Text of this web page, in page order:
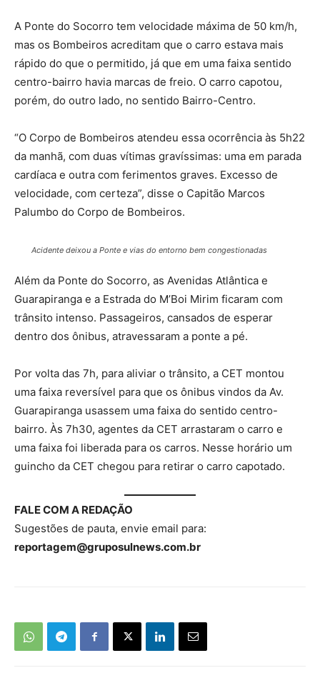
A Ponte do Socorro tem velocidade máxima de 50 km/h,
mas os Bombeiros acreditam que o carro estava mais
rápido do que o permitido, já que em uma faixa sentido
centro-bairro havia marcas de freio. O carro capotou,
porém, do outro lado, no sentido Bairro-Centro.
“O Corpo de Bombeiros atendeu essa ocorrência às 5h22
da manhã, com duas vítimas gravíssimas: uma em parada
cardíaca e outra com ferimentos graves. Excesso de
velocidade, com certeza”, disse o Capitão Marcos
Palumbo do Corpo de Bombeiros.
Acidente deixou a Ponte e vias do entorno bem congestionadas
Além da Ponte do Socorro, as Avenidas Atlântica e
Guarapiranga e a Estrada do M’Boi Mirim ficaram com
trânsito intenso. Passageiros, cansados de esperar
dentro dos ônibus, atravessaram a ponte a pé.
Por volta das 7h, para aliviar o trânsito, a CET montou
uma faixa reversível para que os ônibus vindos da Av.
Guarapiranga usassem uma faixa do sentido centro-
bairro. Às 7h30, agentes da CET arrastaram o carro e
uma faixa foi liberada para os carros. Nesse horário um
guincho da CET chegou para retirar o carro capotado.
FALE COM A REDAÇÃO
Sugestões de pauta, envie email para:
reportagem@gruposulnews.com.br